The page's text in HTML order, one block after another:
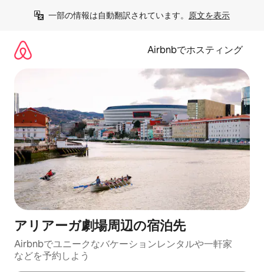
一部の情報は自動翻訳されています。 原文を表示
Airbnbでホスティング
アリアーガ劇場⁠周⁠辺⁠の宿⁠泊⁠先
Airbnbでユニークなバ⁠ケ⁠ー⁠シ⁠ョ⁠ンレ⁠ン⁠タ⁠ルや一⁠軒⁠家
な⁠ど⁠を予⁠約⁠し⁠よ⁠う